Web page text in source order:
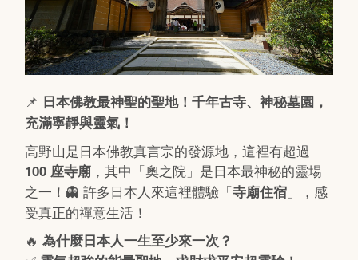
📌 日本佛教最神聖的聖地！千年古寺、神秘墓園，
充滿寧靜與靈氣！
高野山是日本佛教真言宗的發源地，這裡有超過
100 座寺廟 ，其中「奧之院」是日本最神秘的靈場
之一！👻 許多日本人來這裡體驗「寺廟住宿 」，感
受真正的禪意生活！
🔥為什麼日本人一生至少來一次？